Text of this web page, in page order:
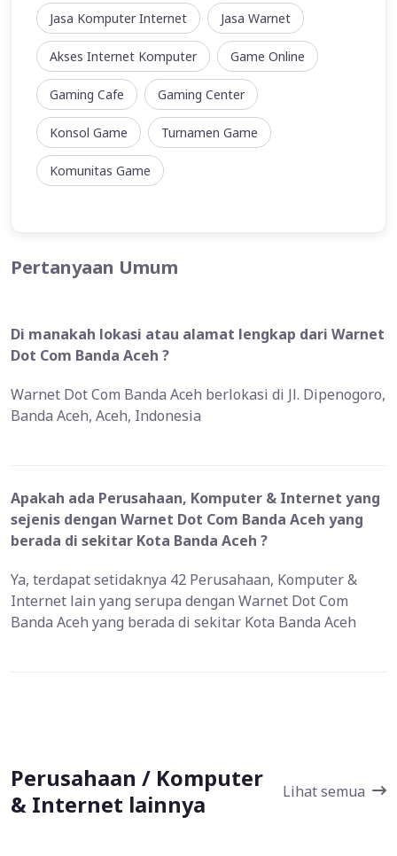
Jasa Komputer Internet Jasa Warnet
Akses Internet Komputer Game Online
Gaming Cafe Gaming Center
Konsol Game Turnamen Game
Komunitas Game
Pertanyaan Umum
Di manakah lokasi atau alamat lengkap dari Warnet
Dot Com Banda Aceh ?
Warnet Dot Com Banda Aceh berlokasi di Jl. Dipenogoro,
Banda Aceh, Aceh, Indonesia
Apakah ada Perusahaan, Komputer & Internet yang
sejenis dengan Warnet Dot Com Banda Aceh yang
berada di sekitar Kota Banda Aceh ?
Ya, terdapat setidaknya 42 Perusahaan, Komputer &
Internet lain yang serupa dengan Warnet Dot Com
Banda Aceh yang berada di sekitar Kota Banda Aceh
Perusahaan / Komputer
& Internet lainnya
Lihat semua